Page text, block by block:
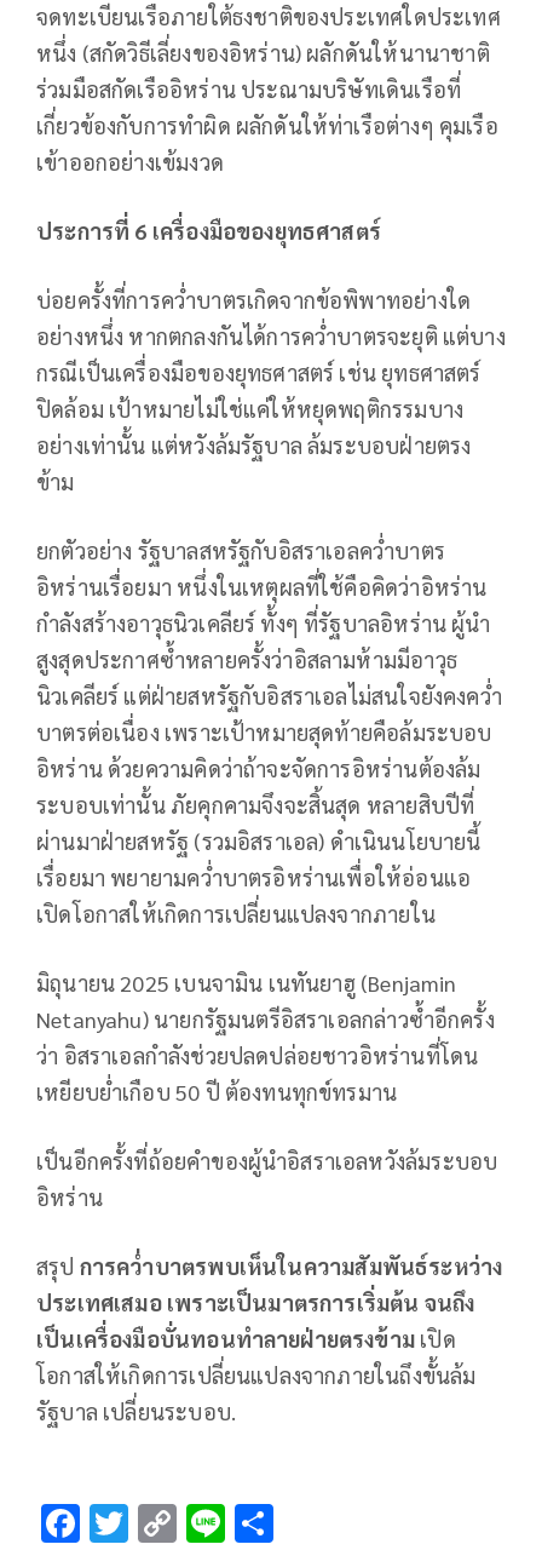
จดทะเบียนเรือภายใต้ธงชาติของประเทศใดประเทศ
หนึ่ง (สกัดวิธีเลี่ยงของอิหร่าน) ผลักดันให้นานาชาติ
ร่วมมือสกัดเรืออิหร่าน ประณามบริษัทเดินเรือที่
เกี่ยวข้องกับการทำผิด ผลักดันให้ท่าเรือต่างๆ คุมเรือ
เข้าออกอย่างเข้มงวด
ประการที่ 6 เครื่องมือของยุทธศาสตร์
บ่อยครั้งที่การคว่ำบาตรเกิดจากข้อพิพาทอย่างใด
อย่างหนึ่ง หากตกลงกันได้การคว่ำบาตรจะยุติ แต่บาง
กรณีเป็นเครื่องมือของยุทธศาสตร์ เช่น ยุทธศาสตร์
ปิดล้อม เป้าหมายไม่ใช่แค่ให้หยุดพฤติกรรมบาง
อย่างเท่านั้น แต่หวังล้มรัฐบาล ล้มระบอบฝ่ายตรง
ข้าม
ยกตัวอย่าง รัฐบาลสหรัฐกับอิสราเอลคว่ำบาตร
อิหร่านเรื่อยมา หนึ่งในเหตุผลที่ใช้คือคิดว่าอิหร่าน
กำลังสร้างอาวุธนิวเคลียร์ ทั้งๆ ที่รัฐบาลอิหร่าน ผู้นำ
สูงสุดประกาศซ้ำหลายครั้งว่าอิสลามห้ามมีอาวุธ
นิวเคลียร์ แต่ฝ่ายสหรัฐกับอิสราเอลไม่สนใจยังคงคว่ำ
บาตรต่อเนื่อง เพราะเป้าหมายสุดท้ายคือล้มระบอบ
อิหร่าน ด้วยความคิดว่าถ้าจะจัดการอิหร่านต้องล้ม
ระบอบเท่านั้น ภัยคุกคามจึงจะสิ้นสุด หลายสิบปีที่
ผ่านมาฝ่ายสหรัฐ (รวมอิสราเอล) ดำเนินนโยบายนี้
เรื่อยมา พยายามคว่ำบาตรอิหร่านเพื่อให้อ่อนแอ
เปิดโอกาสให้เกิดการเปลี่ยนแปลงจากภายใน
มิถุนายน 2025 เบนจามิน เนทันยาฮู (Benjamin
Netanyahu) นายกรัฐมนตรีอิสราเอลกล่าวซ้ำอีกครั้ง
ว่า อิสราเอลกำลังช่วยปลดปล่อยชาวอิหร่านที่โดน
เหยียบย่ำเกือบ 50 ปี ต้องทนทุกข์ทรมาน
เป็นอีกครั้งที่ถ้อยคำของผู้นำอิสราเอลหวังล้มระบอบ
อิหร่าน
สรุป การคว่ำบาตรพบเห็นในความสัมพันธ์ระหว่าง
ประเทศเสมอ เพราะเป็นมาตรการเริ่มต้น จนถึง
เป็นเครื่องมือบั่นทอนทำลายฝ่ายตรงข้าม เปิด
โอกาสให้เกิดการเปลี่ยนแปลงจากภายในถึงขั้นล้ม
รัฐบาล เปลี่ยนระบอบ.
F T C Li